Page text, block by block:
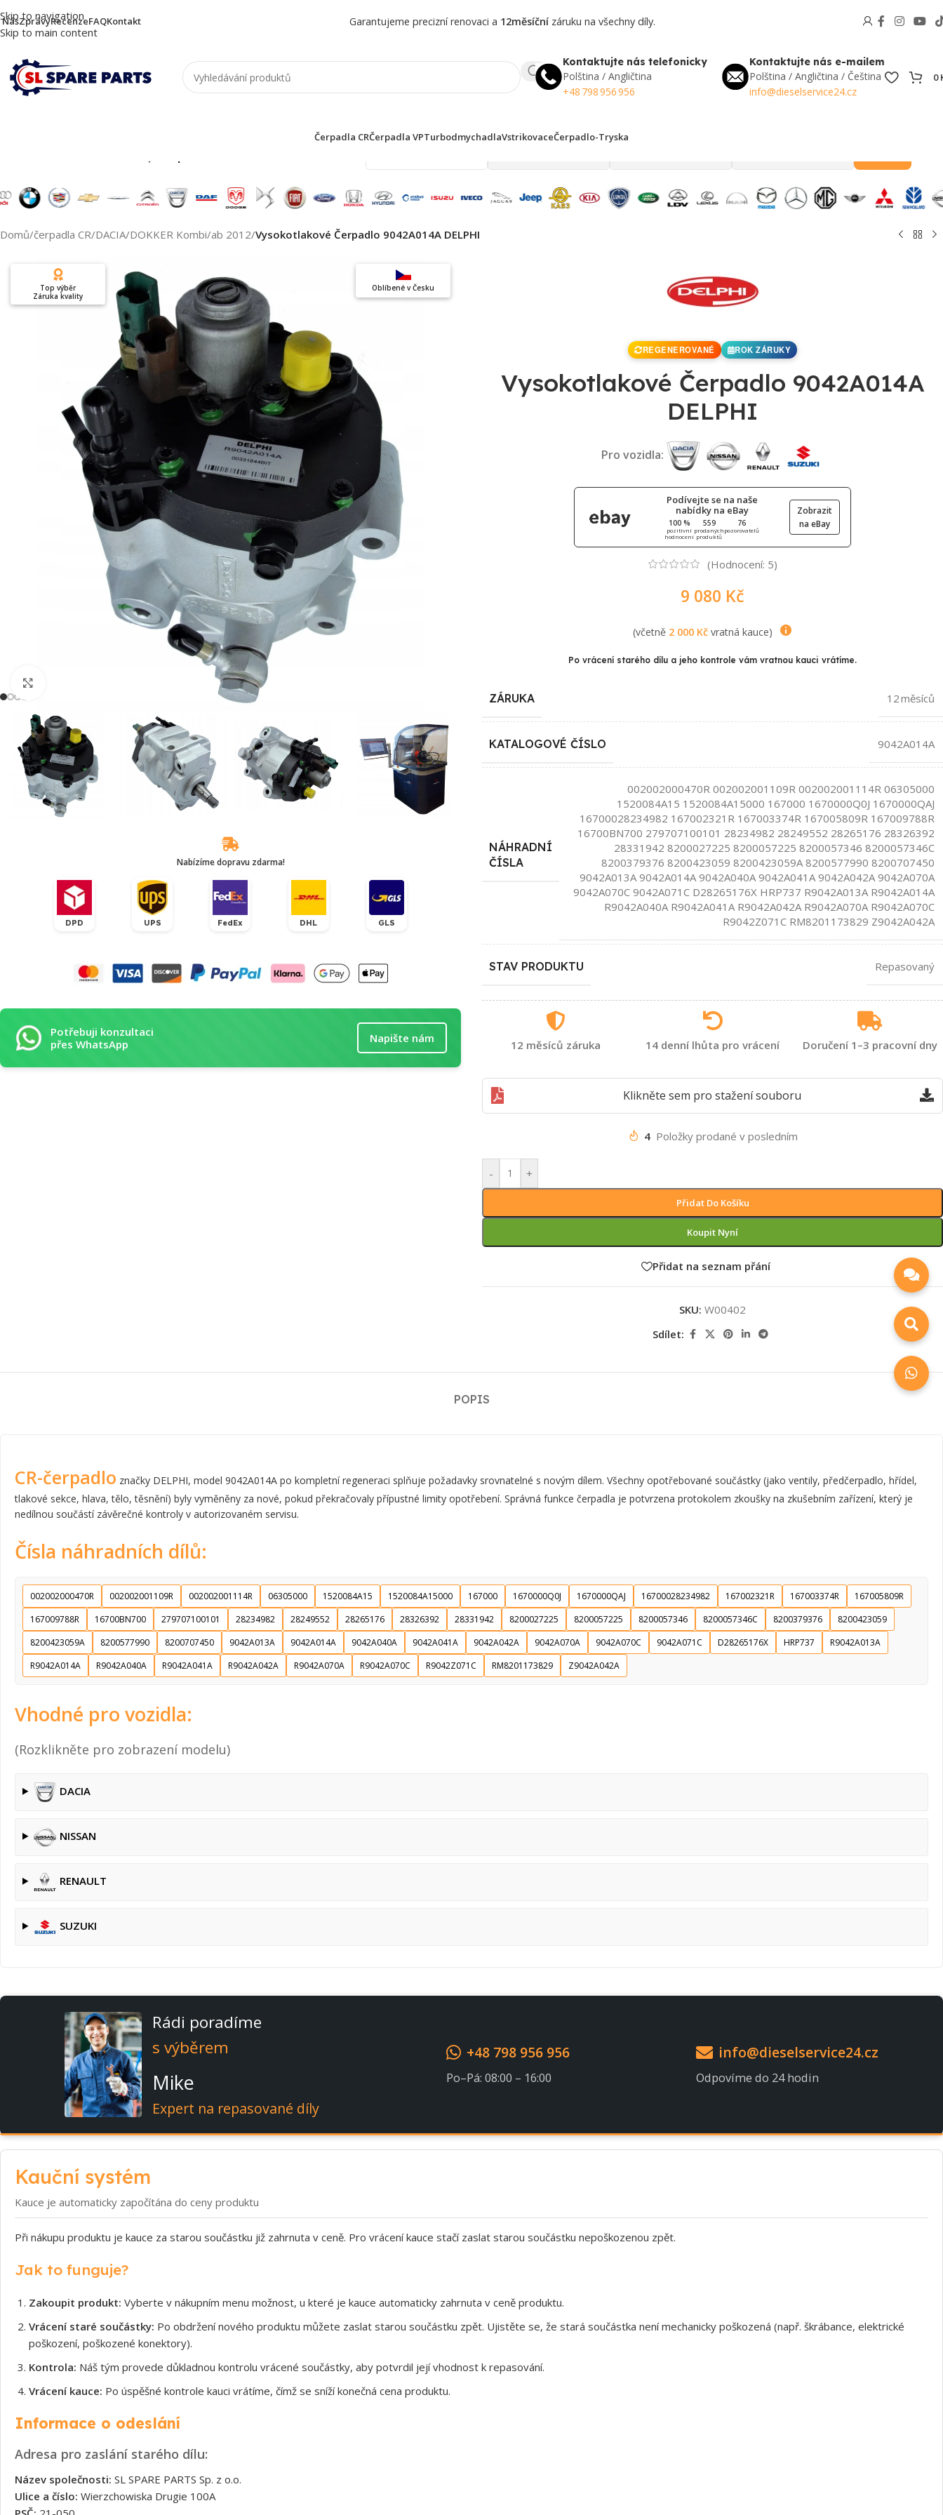
Skip to navigation
Skip to main content
NásZprávyRecenzeFAQKontakt Garantujeme precizní renovaci a 12měsíčnízáruku na všechny díly.
Kontaktujte nás telefonicky
Polština / Angličtina
+48 798 956 956
Kontaktujte nás e-mailem
Polština / Angličtina / Čeština
info@dieselservice24.cz
0
Čerpadla CRČerpadla VPTurbodmychadlaVstrikovaceČerpadlo-Tryska
Domů/čerpadla CR/DACIA/DOKKER Kombi/ab 2012/Vysokotlakové Čerpadlo 9042A014A DELPHI
Oblíbené v Česku
Top výběr
Záruka kvality
Nabízíme dopravu zdarma!
DPD UPS FedEx DHL GLS
Potřebuji konzultaci
přes WhatsApp
Napište nám
REGENEROVANÉ ROK ZÁRUKY
Vysokotlakové Čerpadlo 9042A014A
DELPHI
Pro vozidla:
Podívejte se na naše
nabídky na eBay
100 %
pozitivní
hodnocení
559
prodaných
produktů
76
pozorovatelů
Zobrazit
na eBay
(Hodnocení: 5)
9 080 Kč
(včetně 2 000 Kčvratná kauce)
Po vrácení starého dílu a jeho kontrole vám vratnou kauci vrátíme.
ZÁRUKA 12 měsíců
KATALOGOVÉ ČÍSLO 9042A014A
NÁHRADNÍ
ČÍSLA
002002000470R 002002001109R 002002001114R 06305000
1520084A15 1520084A15000 167000 1670000Q0J 1670000QAJ
16700028234982 167002321R 167003374R 167005809R 167009788R
16700BN700 279707100101 28234982 28249552 28265176 28326392
28331942 8200027225 8200057225 8200057346 8200057346C
8200379376 8200423059 8200423059A 8200577990 8200707450
9042A013A 9042A014A 9042A040A 9042A041A 9042A042A 9042A070A
9042A070C 9042A071C D28265176X HRP737 R9042A013A R9042A014A
R9042A040A R9042A041A R9042A042A R9042A070A R9042A070C
R9042Z071C RM8201173829 Z9042A042A
STAV PRODUKTU Repasovaný
12 měsíců záruka 14 denní lhůta pro vrácení Doručení 1–3 pracovní dny
Klikněte sem pro stažení souboru
4 Položky prodané v posledním
- +
Přidat Do Košíku
Koupit Nyní
Přidat na seznam přání
SKU: W00402
Sdílet:
POPIS
CR-čerpadlo značky DELPHI, model 9042A014A po kompletní regeneraci splňuje požadavky srovnatelné s novým dílem. Všechny opotřebované součástky (jako ventily, předčerpadlo, hřídel,
tlakové sekce, hlava, tělo, těsnění) byly vyměněny za nové, pokud překračovaly přípustné limity opotřebení. Správná funkce čerpadla je potvrzena protokolem zkoušky na zkušebním zařízení, který je
nedílnou součástí závěrečné kontroly v autorizovaném servisu.
Čísla náhradních dílů:
002002000470R 002002001109R 002002001114R 06305000 1520084A15 1520084A15000 167000 1670000Q0J 1670000QAJ 16700028234982 167002321R 167003374R
167005809R
167009788R
16700BN700 279707100101 28234982 28249552 28265176 28326392 28331942 8200027225 8200057225 8200057346 8200057346C 8200379376
8200423059
8200423059A
8200577990 8200707450 9042A013A 9042A014A 9042A040A 9042A041A 9042A042A 9042A070A 9042A070C 9042A071C D28265176X HRP737
R9042A013A
R9042A014A
R9042A040A R9042A041A R9042A042A R9042A070A R9042A070C R9042Z071C RM8201173829 Z9042A042A
Vhodné pro vozidla:
(Rozklikněte pro zobrazení modelu)
DACIA
NISSAN
RENAULT
SUZUKI
Rádi poradíme
s výběrem
Mike
Expert na repasované díly
+48 798 956 956
Po–Pá: 08:00 – 16:00
info@dieselservice24.cz
Odpovíme do 24 hodin
Kauční systém
Kauce je automaticky započítána do ceny produktu
Při nákupu produktu je kauce za starou součástku již zahrnuta v ceně. Pro vrácení kauce stačí zaslat starou součástku nepoškozenou zpět.
Jak to funguje?
Zakoupit produkt: Vyberte v nákupním menu možnost, u které je kauce automaticky zahrnuta v ceně produktu.
Vrácení staré součástky: Po obdržení nového produktu můžete zaslat starou součástku zpět. Ujistěte se, že stará součástka není mechanicky poškozená (např. škrábance, elektrické
poškození, poškozené konektory).
Kontrola: Náš tým provede důkladnou kontrolu vrácené součástky, aby potvrdil její vhodnost k repasování.
Vrácení kauce: Po úspěšné kontrole kauci vrátíme, čímž se sníží konečná cena produktu.
Informace o odeslání
Adresa pro zaslání starého dílu:
Název společnosti: SL SPARE PARTS Sp. z o.o.
Ulice a číslo: Wierzchowiska Drugie 100A
Souhlasím s GDPR